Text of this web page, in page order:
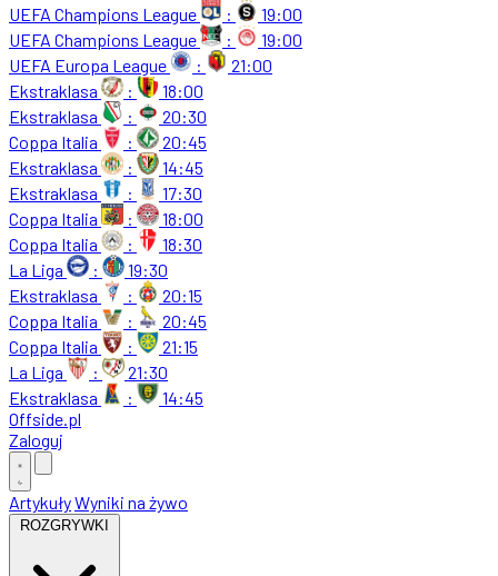
UEFA Champions League
:
19:00
UEFA Champions League
:
19:00
UEFA Europa League
:
21:00
Ekstraklasa
:
18:00
Ekstraklasa
:
20:30
Coppa Italia
:
20:45
Ekstraklasa
:
14:45
Ekstraklasa
:
17:30
Coppa Italia
:
18:00
Coppa Italia
:
18:30
La Liga
:
19:30
Ekstraklasa
:
20:15
Coppa Italia
:
20:45
Coppa Italia
:
21:15
La Liga
:
21:30
Ekstraklasa
:
14:45
Offside.pl
Zaloguj
ArtykułyWyniki na żywo
ROZGRYWKI